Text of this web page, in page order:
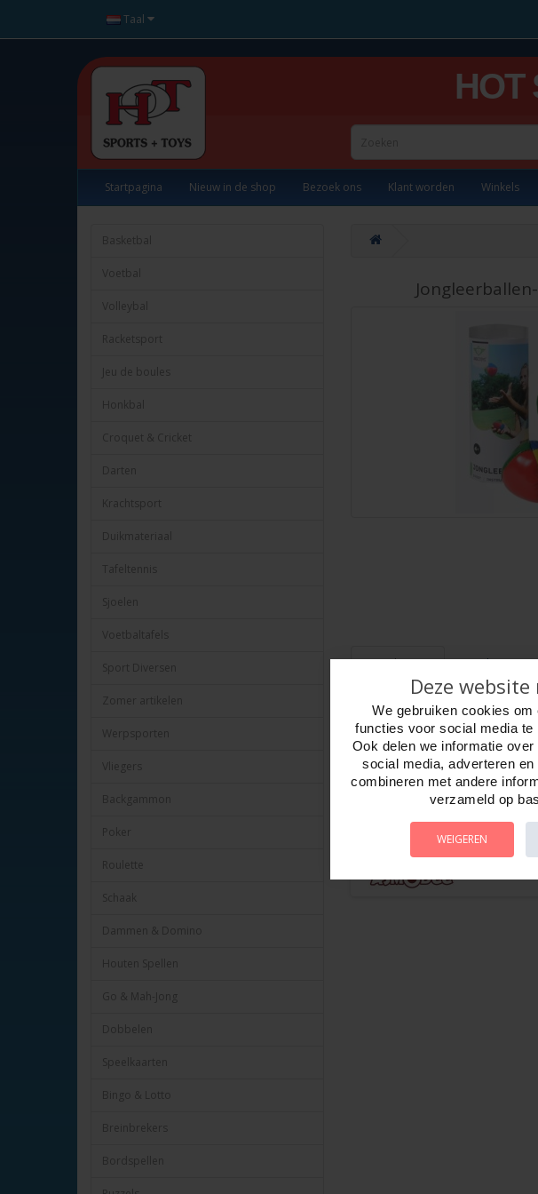
Taal
HOT
Startpagina Nieuw in de shop Bezoek ons Klant worden Winkels
Basketbal
Voetbal
Volleybal
Racketsport
Jeu de boules
Honkbal
Croquet & Cricket
Darten
Krachtsport
Duikmateriaal
Tafeltennis
Sjoelen
Voetbaltafels
Sport Diversen
Zomer artikelen
Werpsporten
Vliegers
Backgammon
Poker
Roulette
Schaak
Dammen & Domino
Houten Spellen
Go & Mah-Jong
Dobbelen
Speelkaarten
Bingo & Lotto
Breinbrekers
Bordspellen
Omschrijving Foto hoge
Jongleerballenset groot.
4 panels gestikt.
De ballen hebben meerdere kleuren:
Geel, groen, rood en blauw.
3 ballen, 6,5 cm, 273 gram. per koker.
Deze
We gebruiken cookies
functies voor social media
Ook delen we informatie
social media, adverteren
combineren met andere
verzameld op
WEIGEREN